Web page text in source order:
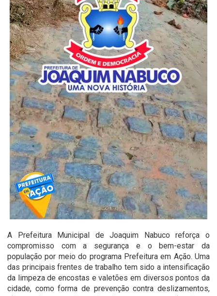
A Prefeitura Municipal de Joaquim Nabuco reforça o
compromisso com a segurança e o bem-estar da
população por meio do programa Prefeitura em Ação. Uma
das principais frentes de trabalho tem sido a intensificação
da limpeza de encostas e valetões em diversos pontos da
cidade, como forma de prevenção contra deslizamentos,